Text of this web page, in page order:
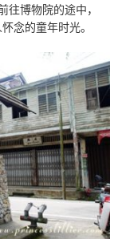
博物院的途中，
念的童年时光。